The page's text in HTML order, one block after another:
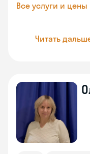
Все услуги и цены
Читать